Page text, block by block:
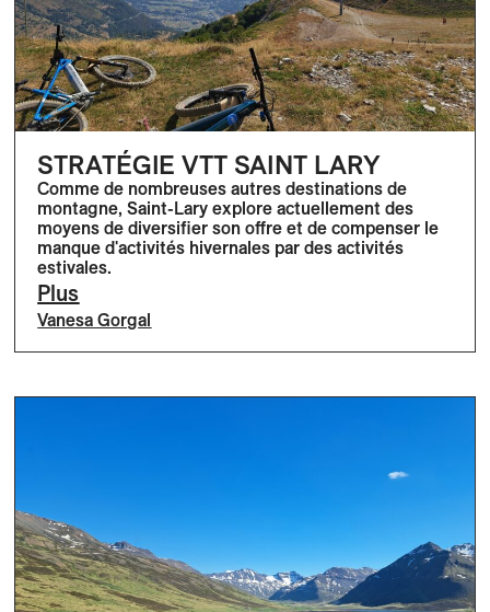
STRATÉGIE VTT SAINT LARY
Comme de nombreuses autres destinations de
montagne, Saint-Lary explore actuellement des
moyens de diversifier son offre et de compenser le
manque d'activités hivernales par des activités
estivales.
Plus
Vanesa Gorgal